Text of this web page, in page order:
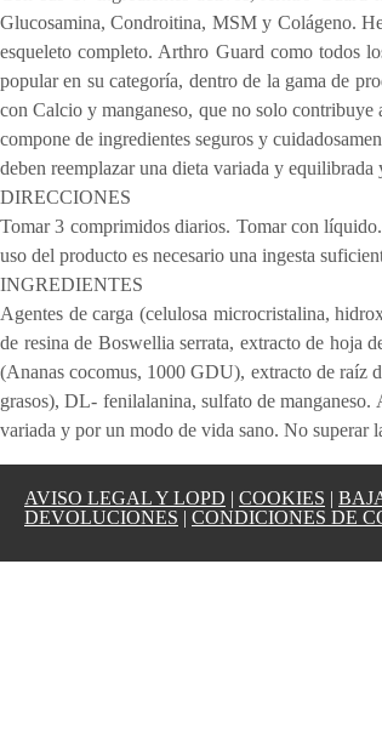
Glucosamina, Condroitina, MSM y Colágeno.
esqueleto completo. Arthro Guard como todos
popular en su categoría, dentro de la gama de
con Calcio y manganeso, que no solo
compone de ingredientes seguros y
deben reemplazar una dieta variada y
DIRECCIONES
Tomar 3 comprimidos diarios. Tomar con
uso del producto es necesario una ingesta
INGREDIENTES
Agentes de carga (celulosa microcristalina,
de resina de Boswellia serrata, extracto de hoja
(Ananas cocomus, 1000 GDU), extracto de raíz
grasos), DL- fenilalanina, sulfato de
variada y por un modo de vida sano. No superar
AVISO LEGAL Y LOPD | COOKIES |
DEVOLUCIONES | CONDICIONES DE